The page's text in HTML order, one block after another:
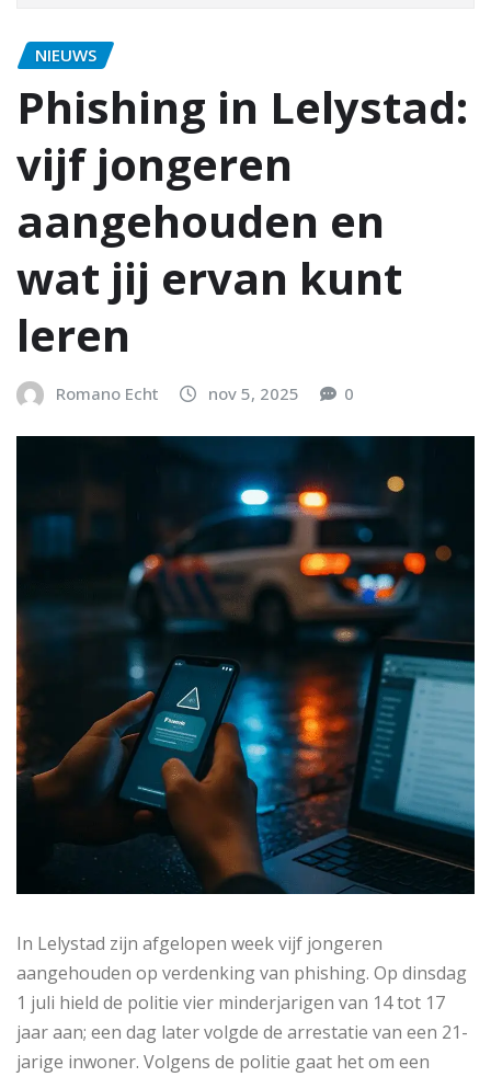
NIEUWS
Phishing in Lelystad:
vijf jongeren
aangehouden en
wat jij ervan kunt
leren
Romano Echt nov 5, 2025 0
In Lelystad zijn afgelopen week vijf jongeren
aangehouden op verdenking van phishing. Op dinsdag
1 juli hield de politie vier minderjarigen van 14 tot 17
jaar aan; een dag later volgde de arrestatie van een 21-
jarige inwoner. Volgens de politie gaat het om een